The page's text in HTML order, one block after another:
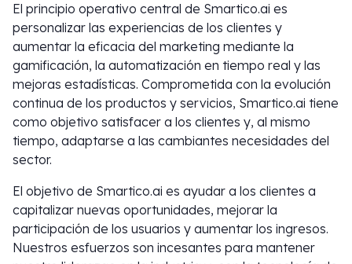
El principio operativo central de Smartico.ai es
personalizar las experiencias de los clientes y
aumentar la eficacia del marketing mediante la
gamificación, la automatización en tiempo real y las
mejoras estadísticas. Comprometida con la evolución
continua de los productos y servicios, Smartico.ai tiene
como objetivo satisfacer a los clientes y, al mismo
tiempo, adaptarse a las cambiantes necesidades del
sector.
El objetivo de Smartico.ai es ayudar a los clientes a
capitalizar nuevas oportunidades, mejorar la
participación de los usuarios y aumentar los ingresos.
Nuestros esfuerzos son incesantes para mantener